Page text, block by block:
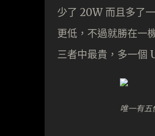
少了 20W 而且多了
更低，不過就勝在一
三者中最貴，多一個
唯一有五